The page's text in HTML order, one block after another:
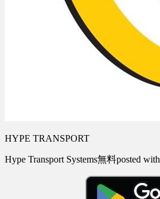
HYPE TRANSPORT
Hype Transport Systems無料posted with